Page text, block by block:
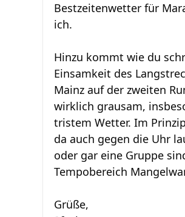
Bestzeitenwetter für
ich.
Hinzu kommt wie du
Einsamkeit des
Mainz auf der zweiten
wirklich grausam,
tristem Wetter. Im
da auch gegen die Uhr
oder gar eine Gruppe
Tempobereich
Grüße,